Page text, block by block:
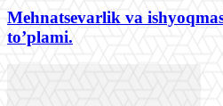
Mehnatsevarlik va
to’plami.